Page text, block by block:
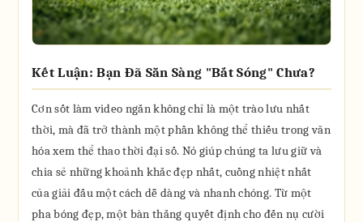
Kết Luận: Bạn Đã Sẵn Sàng "Bắt Sóng" Chưa?
Cơn sốt làm video ngắn không chỉ là một trào lưu nhất
thời, mà đã trở thành một phần không thể thiếu trong văn
hóa xem thể thao thời đại số. Nó giúp chúng ta lưu giữ và
chia sẻ những khoảnh khắc đẹp nhất, cuồng nhiệt nhất
của giải đấu một cách dễ dàng và nhanh chóng. Từ một
pha bóng đẹp, một bàn thắng quyết định cho đến nụ cười